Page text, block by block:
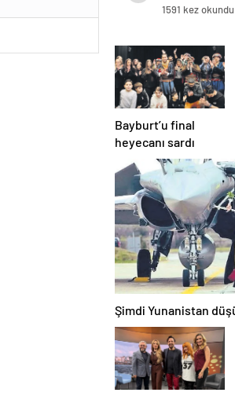
1591 kez okundu
Bayburt’u final
heyecanı sardı
Şimdi Yunanistan